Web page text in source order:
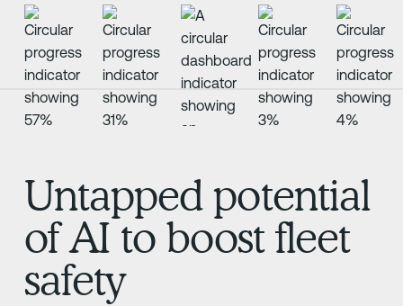
Untapped potential
of AI to boost fleet
safety